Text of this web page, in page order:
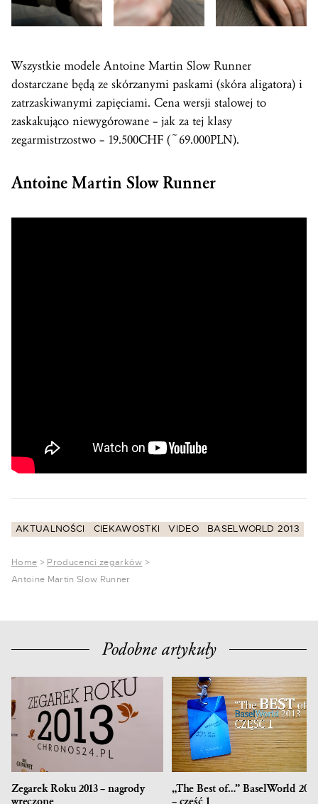
Wszystkie modele Antoine Martin Slow Runner
dostarczane będą ze skórzanymi paskami (skóra aligatora) i
zatrzaskiwanymi zapięciami. Cena wersji stalowej to
zaskakująco niewygórowane – jak za tej klasy
zegarmistrzostwo – 19.500CHF (~69.000PLN).
Antoine Martin Slow Runner
AKTUALNOŚCI CIEKAWOSTKI VIDEO BASELWORLD 2013
Home > Producenci zegarków >
Antoine Martin Slow Runner
Podobne artykuły
Zegarek Roku 2013 – nagrody
„The Best of…” BaselWorld 2013